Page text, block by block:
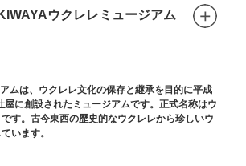
KIWAYAウクレレミュージアム
ムは、ウクレレ文化の保存と継承を目的に平成
に創設されたミュージアムです。正式名称はウ
す。古今東西の歴史的なウクレレから珍しいウ
います。